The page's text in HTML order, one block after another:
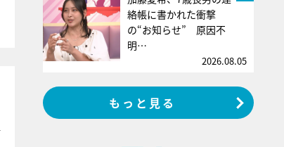
絡帳に書かれた衝撃
の“お知らせ” 原因不
明…
2026.08.05
もっと見る